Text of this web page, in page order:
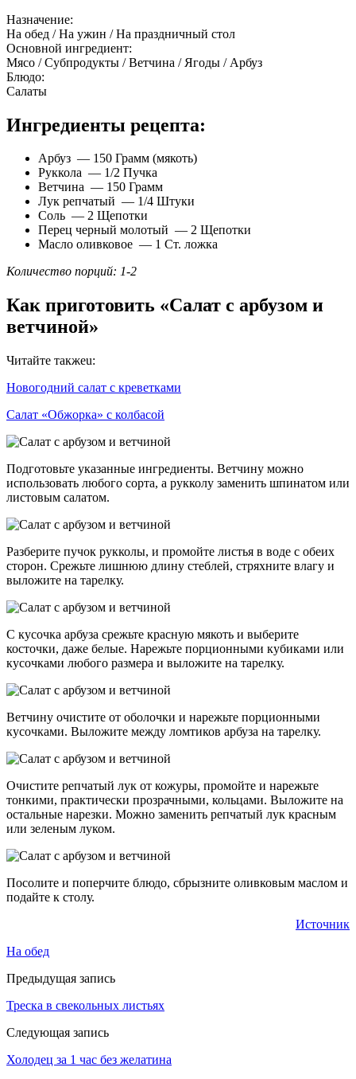
Назначение:
На обед / На ужин / На праздничный стол
Основной ингредиент:
Мясо / Субпродукты / Ветчина / Ягоды / Арбуз
Блюдо:
Салаты
Ингредиенты рецепта:
Арбуз — 150 Грамм (мякоть)
Руккола — 1/2 Пучка
Ветчина — 150 Грамм
Лук репчатый — 1/4 Штуки
Соль — 2 Щепотки
Перец черный молотый — 2 Щепотки
Масло оливковое — 1 Ст. ложка
Количество порций: 1-2
Как приготовить «Салат с арбузом и
ветчиной»
Читайте такжеu:
Новогодний салат с креветками
Салат «Обжорка» с колбасой
Подготовьте указанные ингредиенты. Ветчину можно
использовать любого сорта, а рукколу заменить шпинатом или
листовым салатом.
Разберите пучок рукколы, и промойте листья в воде с обеих
сторон. Срежьте лишнюю длину стеблей, стряхните влагу и
выложите на тарелку.
С кусочка арбуза срежьте красную мякоть и выберите
косточки, даже белые. Нарежьте порционными кубиками или
кусочками любого размера и выложите на тарелку.
Ветчину очистите от оболочки и нарежьте порционными
кусочками. Выложите между ломтиков арбуза на тарелку.
Очистите репчатый лук от кожуры, промойте и нарежьте
тонкими, практически прозрачными, кольцами. Выложите на
остальные нарезки. Можно заменить репчатый лук красным
или зеленым луком.
Посолите и поперчите блюдо, сбрызните оливковым маслом и
подайте к столу.
Источник
На обед
Предыдущая запись
Треска в свекольных листьях
Следующая запись
Холодец за 1 час без желатина